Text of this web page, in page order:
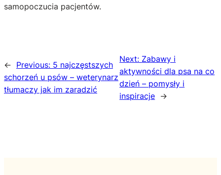
samopoczucia pacjentów.
← Previous: 5 najczęstszych
schorzeń u psów – weterynarz
tłumaczy jak im zaradzić
Next: Zabawy i
aktywności dla psa na co
dzień – pomysły i
inspiracje →